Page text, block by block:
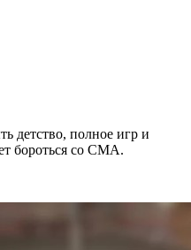
детство, полное игр и
бороться со СМА.